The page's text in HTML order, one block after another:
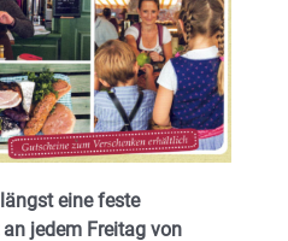
eine feste
jedem Freitag von